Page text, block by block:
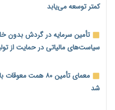
کمتر توسعه می‌یابد
تأمین سرمایه در گردش بدون
سیاست‌های مالیاتی در حمایت از
معمای تأمین ۸۰
شد